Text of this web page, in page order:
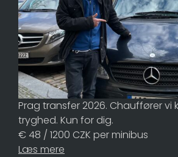
Prag transfer 2026. Chauffører vi
tryghed. Kun for dig.
€ 48 / 1200 CZK per minibus
Læs mere